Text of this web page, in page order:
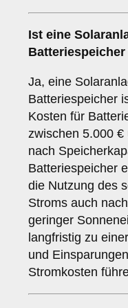
Ist eine
Ja, eine
Batteriespeicher
Kosten für
zwischen 5.000
nach
Batteriespeicher
die Nutzung des
Stroms auch
geringer
langfristig zu
und
Stromkosten